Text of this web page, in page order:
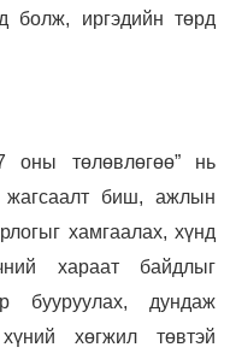
болж, иргэдийн төрд
оны төлөвлөгөө” нь
жагсаалт биш, ажлын
хамгаалах, хүнд
хараат байдлыг
бууруулах, дундаж
хөгжил төвтэй